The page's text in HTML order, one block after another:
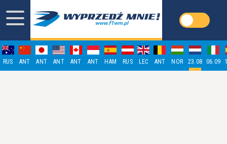
RUS ANT ANT ANT ANT ANT HAM RUS LEC ANT NOR 23.08 06.09